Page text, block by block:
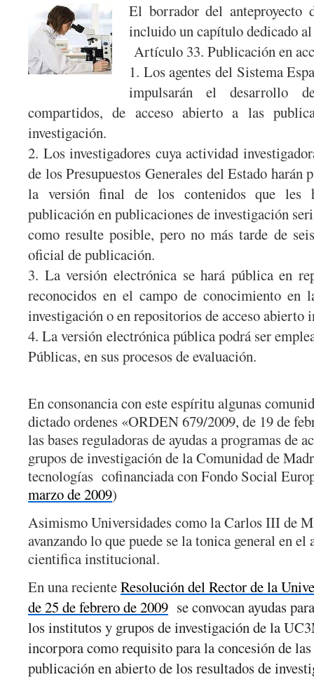
El borrador del
incluido un capítulo dedicado
Artículo 33. Publicación en
1. Los agentes del Sistema
impulsarán el desarrollo
compartidos, de acceso abierto a las
investigación.
2. Los investigadores cuya actividad
de los Presupuestos Generales del Estado
la versión final de los contenidos que les
publicación en publicaciones de investigación
como resulte posible, pero no más tarde de
oficial de publicación.
3. La versión electrónica se hará pública en
reconocidos en el campo de conocimiento en
investigación o en repositorios de acceso abierto
4. La versión electrónica pública podrá ser
Públicas, en sus procesos de evaluación.
En consonancia con este espíritu algunas
dictado ordenes «ORDEN 679/2009, de 19 de
las bases reguladoras de ayudas a programas de
grupos de investigación de la Comunidad de
tecnologías cofinanciada con Fondo Social
marzo de 2009)
AsimismoUniversidades como la Carlos III de
avanzando lo que puede se la tonica general en
cientifica institucional.
En una recienteResolución del Rector de la
de 25 de febrero de 2009 se convocan ayudas
los institutos y grupos de investigación de la
incorpora como requisito para la concesión de
publicación en abierto de los resultados de